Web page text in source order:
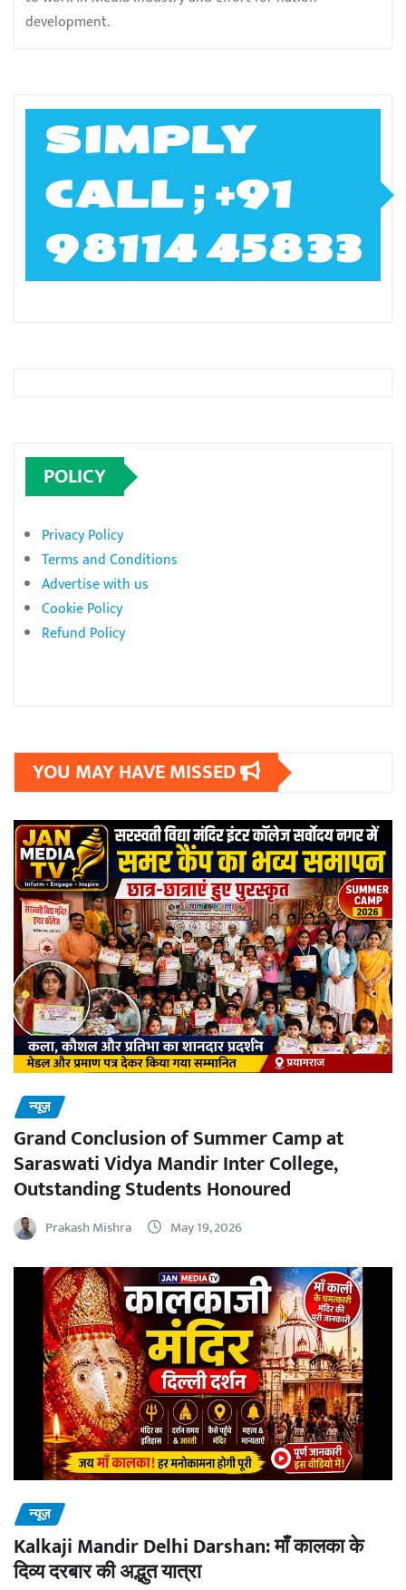
development.
SIMPLY
CALL ; +91
98114 45833
POLICY
Privacy Policy
Terms and Conditions
Advertise with us
Cookie Policy
Refund Policy
YOU MAY HAVE MISSED
न्यूज़
Grand Conclusion of Summer Camp at
Saraswati Vidya Mandir Inter College,
Outstanding Students Honoured
Prakash Mishra May 19, 2026
न्यूज़
Kalkaji Mandir Delhi Darshan: माँ कालका के
दिव्य दरबार की अद्भुत यात्रा